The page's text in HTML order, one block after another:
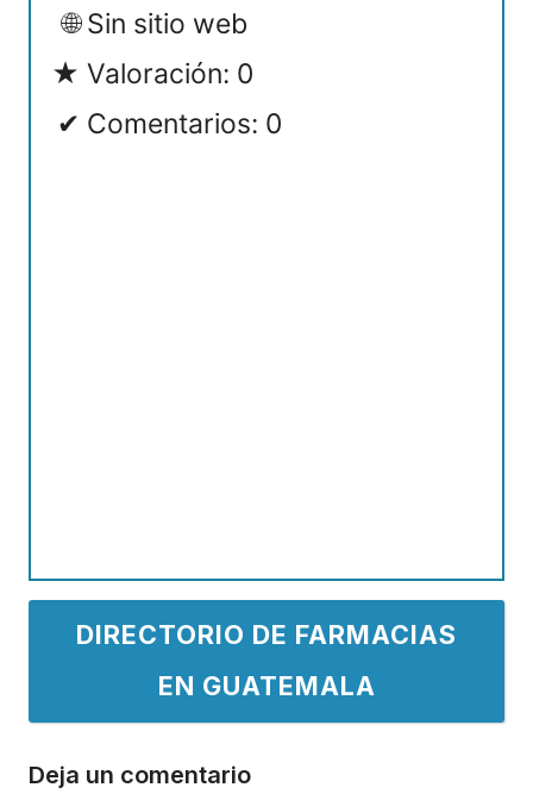
Sin sitio web
Valoración: 0
Comentarios: 0
DIRECTORIO DE FARMACIAS
EN GUATEMALA
Deja un comentario